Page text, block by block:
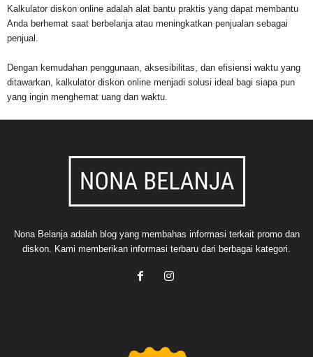
Kalkulator diskon online adalah alat bantu praktis yang dapat membantu
Anda berhemat saat berbelanja atau meningkatkan penjualan sebagai
penjual.
Dengan kemudahan penggunaan, aksesibilitas, dan efisiensi waktu yang
ditawarkan, kalkulator diskon online menjadi solusi ideal bagi siapa pun
yang ingin menghemat uang dan waktu.
Nona Belanja adalah blog yang membahas informasi terkait promo dan
diskon. Kami memberikan informasi terbaru dari berbagai kategori.